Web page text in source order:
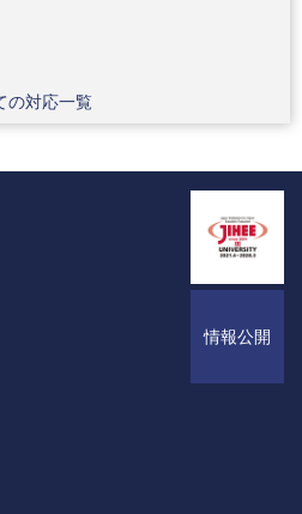
の対応一覧
情報公開